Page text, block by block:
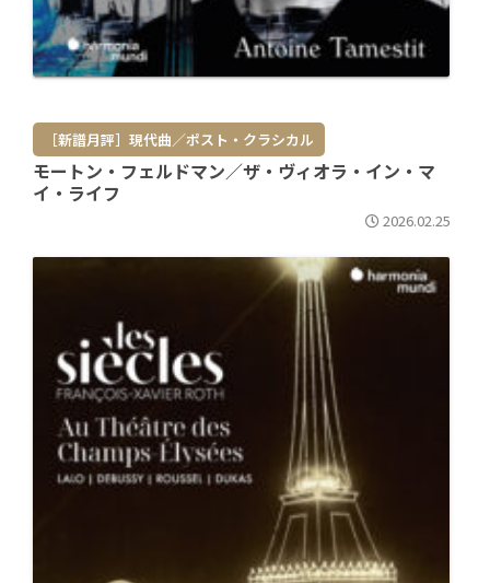
［新譜月評］現代曲／ポスト・クラシカル
モートン・フェルドマン／ザ・ヴィオラ・イン・マ
イ・ライフ
2026.02.25